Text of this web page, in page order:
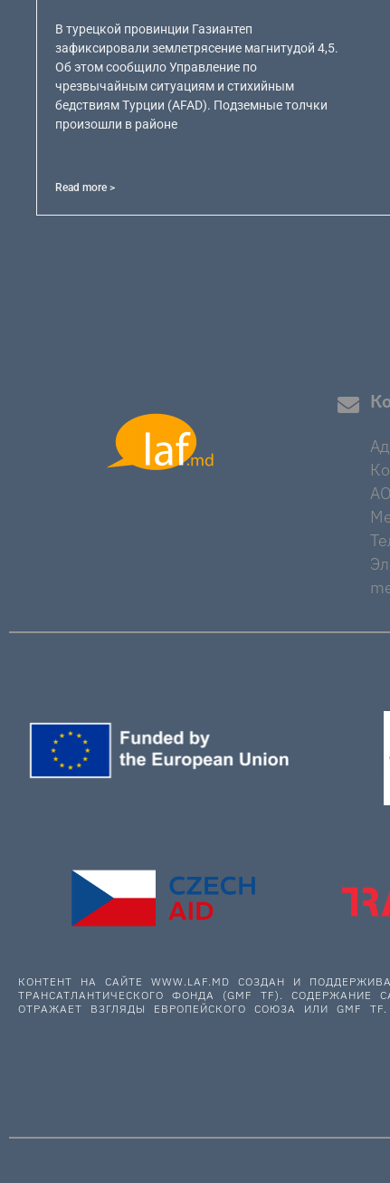
В турецкой провинции Газиантеп
зафиксировали землетрясение магнитудой 4,5.
Об этом сообщило Управление по
чрезвычайным ситуациям и стихийным
бедствиям Турции (AFAD). Подземные толчки
произошли в районе
Read more >
КОНТЕНТ НА САЙТЕ WWW.LAF.MD СОЗДАН И
ТРАНСАТЛАНТИЧЕСКОГО ФОНДА (GMF TF). СОДЕРЖАНИЕ
ОТРАЖАЕТ ВЗГЛЯДЫ ЕВРОПЕЙСКОГО СОЮЗА ИЛИ GMF TF.